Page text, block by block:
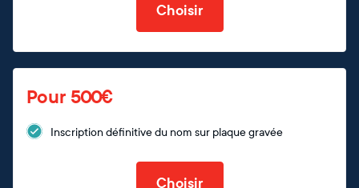
Choisir
Pour 500€
Inscription définitive du nom sur plaque gravée
Choisir